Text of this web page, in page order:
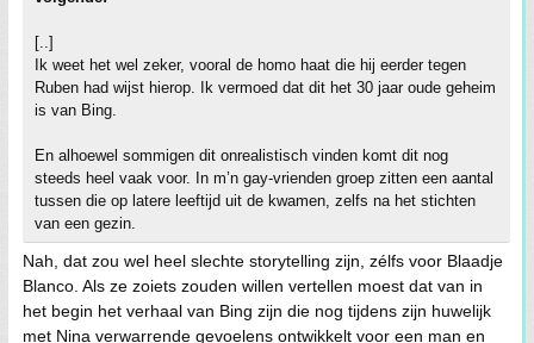
[..]
Ik weet het wel zeker, vooral de homo haat die hij eerder tegen
Ruben had wijst hierop. Ik vermoed dat dit het 30 jaar oude geheim
is van Bing.
En alhoewel sommigen dit onrealistisch vinden komt dit nog
steeds heel vaak voor. In m’n gay-vrienden groep zitten een aantal
tussen die op latere leeftijd uit de kwamen, zelfs na het stichten
van een gezin.
Nah, dat zou wel heel slechte storytelling zijn, zélfs voor Blaadje
Blanco. Als ze zoiets zouden willen vertellen moest dat van in
het begin het verhaal van Bing zijn die nog tijdens zijn huwelijk
met Nina verwarrende gevoelens ontwikkelt voor een man en